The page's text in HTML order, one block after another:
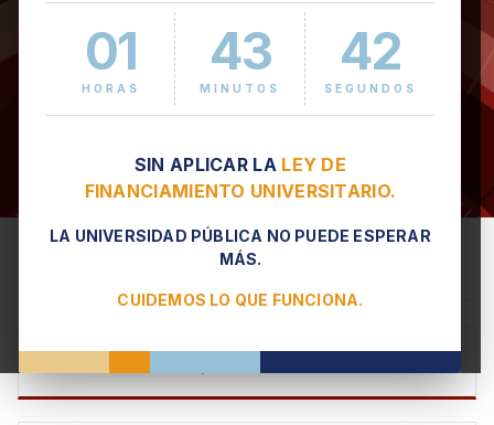
01
HORAS
43
MINUTOS
42
SEGUNDOS
SIN APLICAR LA LEY DE
FINANCIAMIENTO UNIVERSITARIO.
LA UNIVERSIDAD PÚBLICA NO PUEDE ESPERAR
MÁS.
CUIDEMOS LO QUE FUNCIONA.
Diseño y Desarrollo de Productos